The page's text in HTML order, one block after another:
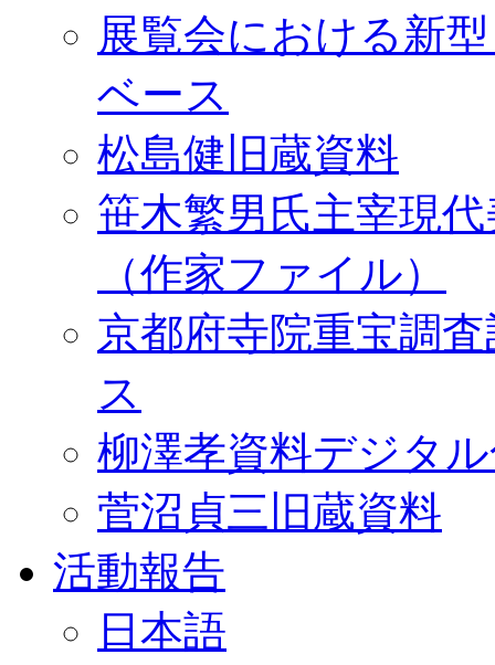
展覧会における新
ベース
松島健旧蔵資料
笹木繁男氏主宰現
（作家ファイル）
京都府寺院重宝調
ス
柳澤孝資料デジタ
菅沼貞三旧蔵資料
活動報告
日本語